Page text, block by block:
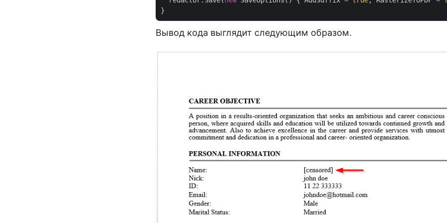
Вывод кода выглядит следующим образом.